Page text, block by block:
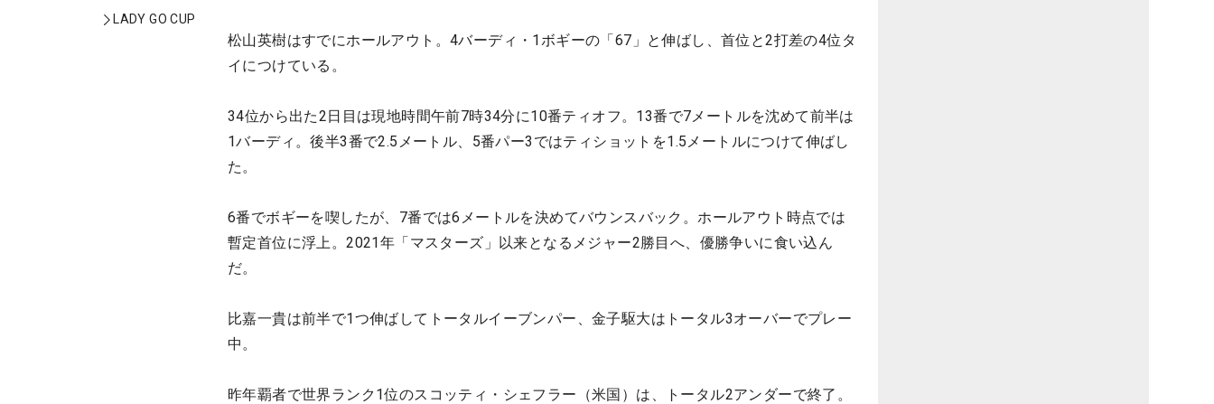
LADY GO CUP
松山英樹はすでにホールアウト。4バーディ・1ボギーの「67」と伸ばし、首位と2打差の4位タ
イにつけている。
34位から出た2日目は現地時間午前7時34分に10番ティオフ。13番で7メートルを沈めて前半は
1バーディ。後半3番で2.5メートル、5番パー3ではティショットを1.5メートルにつけて伸ばし
た。
6番でボギーを喫したが、7番では6メートルを決めてバウンスバック。ホールアウト時点では
暫定首位に浮上。2021年「マスターズ」以来となるメジャー2勝目へ、優勝争いに食い込ん
だ。
比嘉一貴は前半で1つ伸ばしてトータルイーブンパー、金子駆大はトータル3オーバーでプレー
中。
昨年覇者で世界ランク1位のスコッティ・シェフラー（米国）は、トータル2アンダーで終了。